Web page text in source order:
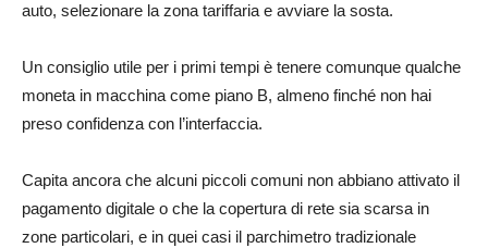
auto, selezionare la zona tariffaria e avviare la sosta.
Un consiglio utile per i primi tempi è tenere comunque qualche
moneta in macchina come piano B, almeno finché non hai
preso confidenza con l’interfaccia.
Capita ancora che alcuni piccoli comuni non abbiano attivato il
pagamento digitale o che la copertura di rete sia scarsa in
zone particolari, e in quei casi il parchimetro tradizionale